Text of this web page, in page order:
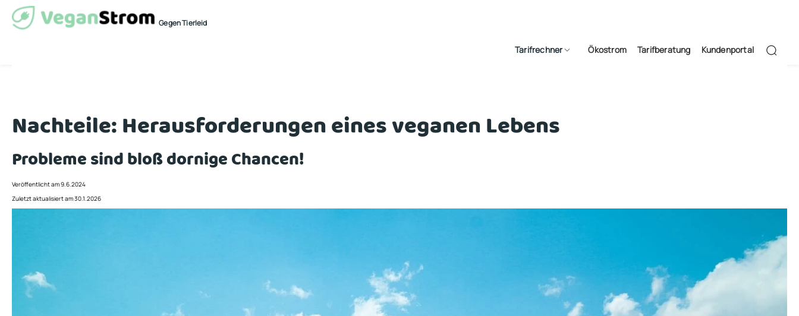
Gegen Tierleid
Tarifrechner Ökostrom Tarifberatung Kundenportal
Nachteile: Herausforderungen eines veganen Lebens
Probleme sind bloß dornige Chancen!
Veröffentlicht am 9.6.2024
Zuletzt aktualisiert am 30.1.2026